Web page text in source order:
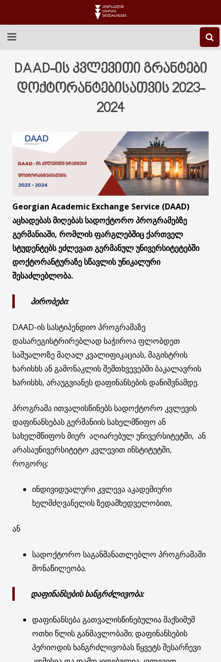
EEU-Ს ᲨᲔᲡᲐᲮᲔᲑ
ᲒᲐᲜᲐᲗᲚᲔᲑᲐ
ᲑᲘᲑᲚᲘᲝᲗᲔᲙᲐ
ᲡᲢᲣᲓᲔᲜᲢᲣᲠᲘ ᲪᲮᲝᲕᲠᲔᲑᲐ
DAAD-ის კვლევითი გრანტები
დოქტორანტებისათვის 2023-
2024
Georgian Academic Exchange Service (DAAD)
აცხადებას მიღებას სადოქტორო პროგრამებზე
გერმანიაში, რომლის ფარგლებშიც ქართველ
სტუდენტებს ეძლევათ გერმანულ უნივერსიტეტებში
დოქტორანტურაზე სწავლის უნიკალური
შესაძლებლობა.
პირობები:
DAAD-ის სასტიპენდიო პროგრამაზე
დასარეგისტრირებლად საჭიროა ფლობდეთ
საშუალოზე მაღალ კვალიფიკაციას, მაგისტრის
ხარისხს ან გამონაკლის შემთხვევებში ბაკალავრის
ხარისხს, არაუგვიანეს დაფინანსების დანიშვნამდე.
პროგრამა ითვალისწინებს სადოქტორო კვლევის
დაფინანსებას გერმანიის სახელმწიფო ან
სახელმწიფოს მიერ აღიარებულ უნივერსიტეტში, ან
არასაუნივერსიტეტო კვლევით ინსტიტუტში,
როგორც:
ინდივიდუალური კვლევა აკადემიური
ხელმძღვანელის ზედამხედველობით,
ან
სადოქტორო საგანმანათლებლო პროგრამაში
მონაწილეობა.
დაფინანსების ხანგრძლივობა:
დაფინანსება გათვალისწინებულია მაქსიმუმ
ოთხი წლის განმავლობაში; დაფინანსების
პერიოდის ხანგრძლივობას წყვეტს შესარჩევი